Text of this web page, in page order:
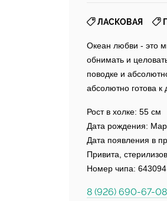
ЛАСКОВАЯ
Океан любви - это
обнимать и
поводке и
абсолютно готова
Рост в холке: 55 см
Дата рождения:
Дата появления в
Привита,
Номер чипа:
8 (926) 690-67-08